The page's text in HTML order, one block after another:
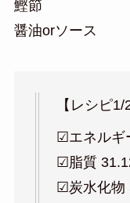
鰹節
醤油orソース
【レシピ1/
☑︎エネルギ
☑︎脂質
☑︎炭水化物